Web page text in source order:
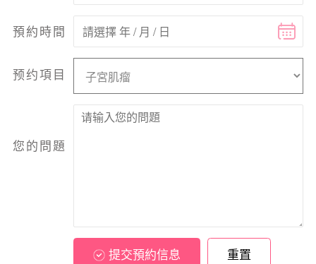
預約時間
预约項目
您的問題
提交預約信息 重置